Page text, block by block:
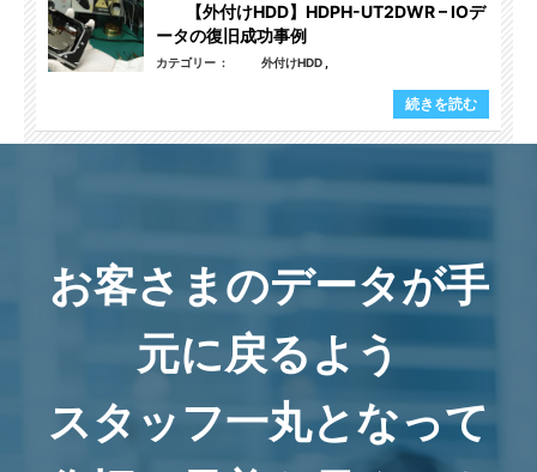
【外付けHDD】HDPH-UT2DWR – IOデ
ータの復旧成功事例
カテゴリー 外付けHDD
続きを読む
お客さまのデータが手
元に戻るよう
スタッフ一丸となって